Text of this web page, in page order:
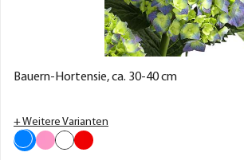
Bauern-Hortensie, ca. 30-40 cm
+ Weitere Varianten